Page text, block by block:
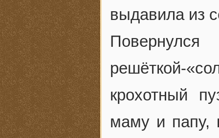
выдавила из
решёткой-
крохотный
маму и папу,